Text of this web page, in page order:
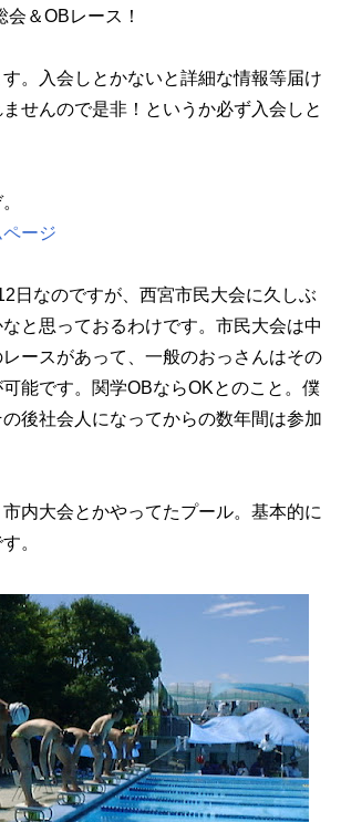
会＆OBレース！
。入会しとかないと詳細な情報等届け
せんので是非！というか必ず入会しと
ージ
日なのですが、西宮市民大会に久しぶ
と思っておるわけです。市民大会は中
ースがあって、一般のおっさんはその
能です。関学OBならOKとのこと。僕
後社会人になってからの数年間は参加
内大会とかやってたプール。基本的に
。